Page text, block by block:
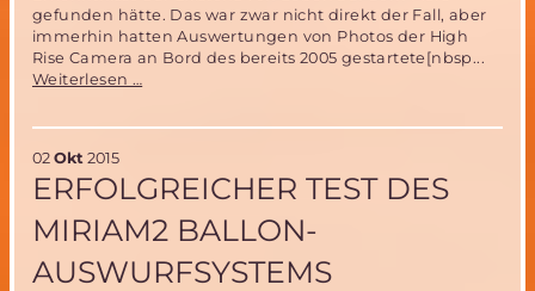
gefunden hätte. Das war zwar nicht direkt der Fall, aber
immerhin hatten Auswertungen von Photos der High
Rise Camera an Bord des bereits 2005 gestartete[nbsp...
Weiterlesen …
von
oder
nicht?
02 Okt 2015
ERFOLGREICHER TEST DES
MIRIAM2 BALLON-
AUSWURFSYSTEMS